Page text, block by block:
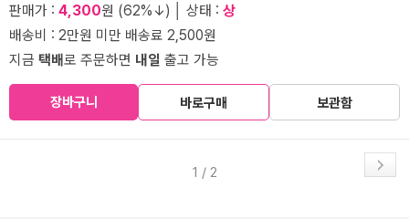
판매가 : 4,300원 (62%↓) │ 상태 : 상
배송비 : 2만원 미만 배송료 2,500원
지금 택배로 주문하면 내일 출고 가능
장바구니 바로구매 보관함
1 / 2